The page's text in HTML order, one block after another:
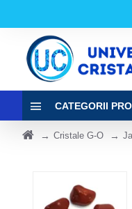
CATEGORII
Cristale G-O